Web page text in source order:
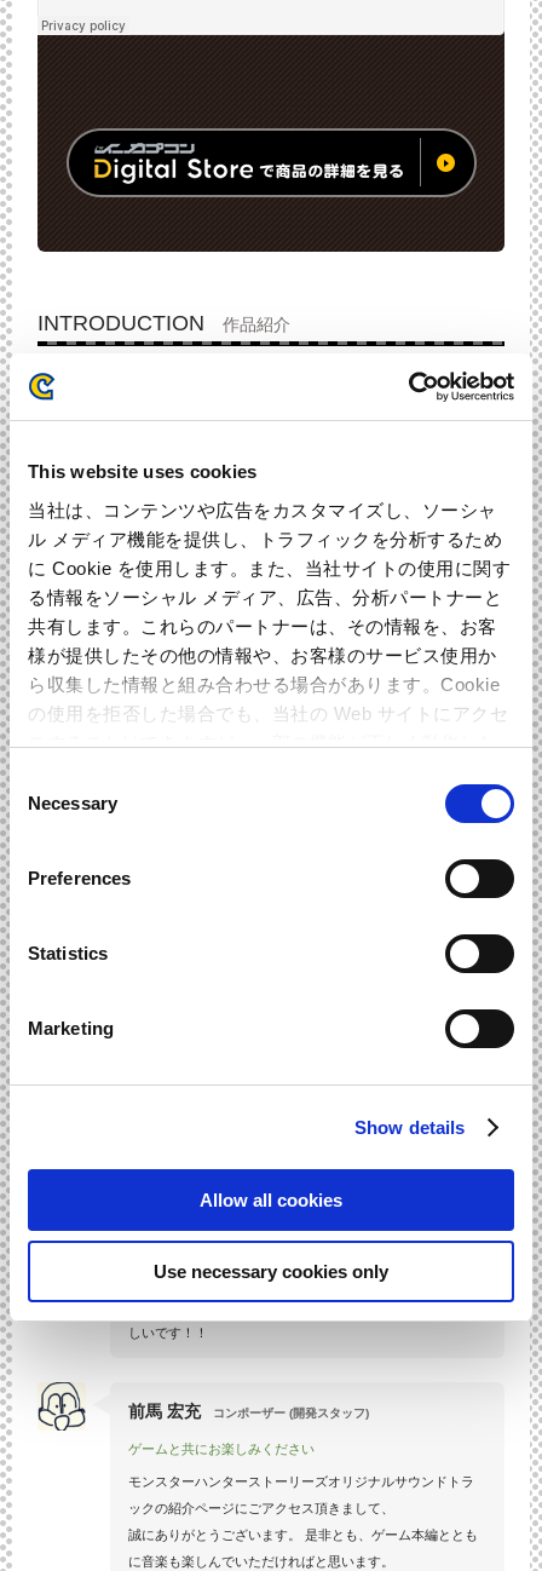
This website uses cookies
当社は、コンテンツや広告をカスタマイズし、ソーシャ
ル メディア機能を提供し、トラフィックを分析するため
に Cookie を使用します。また、当社サイトの使用に関す
る情報をソーシャル メディア、広告、分析パートナーと
共有します。これらのパートナーは、その情報を、お客
様が提供したその他の情報や、お客様のサービス使用か
ら収集した情報と組み合わせる場合があります。Cookie
の使用を拒否した場合でも、当社の Web サイトにアクセ
スすることはできますが、一部の機能が正しく動作しな
Consent
Selection
Necessary
Preferences
Statistics
Marketing
Show details
Allow all cookies
Use necessary cookies only
INTRODUCTION 作品紹介
2016年10月8日にニンテンドー3DSにて発売されたシリーズ
最新作『モンスターハンター ストーリーズ』。
そのゲーム中に流れる、物語を盛り上げるBGMを集めたサウ
プレイを盛り上げる臨場感タップリなBGMを2枚組でお届け
するサウンドトラックCDは、冒険の舞台となる「ハクム村」
のBGMをはじめ、主人公など人物のテーマ曲や拠点・フィー
ルド曲、モンスターの狩猟BGMを含んだ、作品中の曲を多数
収録。
さらに、フジテレビ系列で2016年10月よりアニメーションも
ゲーム+アニメ、さらに音楽でも『モンスターハンター スト
REVIEW
「RPG」ならではのテイストをたくさん詰め込みました
モンスターハンターストーリーズはMHシリーズで初めての
楽曲にも物語の要素をい～っぱい詰め込んでいます！ 既に
ゲームをプレイされた方やそうでない方にも、オトモンや
とお楽しみ頂けると思います！
日常からの休息に…皆さんの旅のお供にして頂けますと嬉
しいです！！
前馬 宏充 コンポーザー (開発スタッフ)
ゲームと共にお楽しみください
モンスターハンターストーリーズオリジナルサウンドトラ
ックの紹介ページにごアクセス頂きまして、
誠にありがとうございます。 是非とも、ゲーム本編ととも
に音楽も楽しんでいただければと思います。